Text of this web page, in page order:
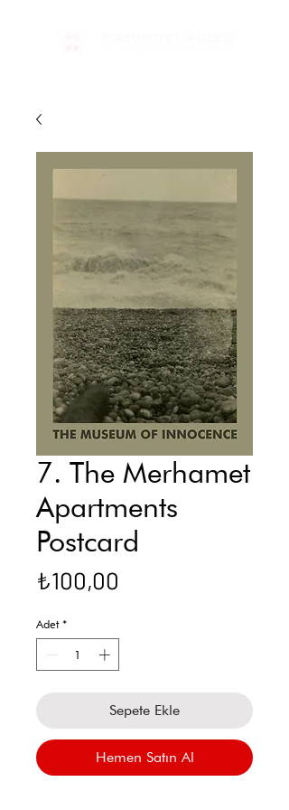
7. The Merhamet
Apartments
Postcard
₺100,00
Adet *
Sepete Ekle
Hemen Satın Al